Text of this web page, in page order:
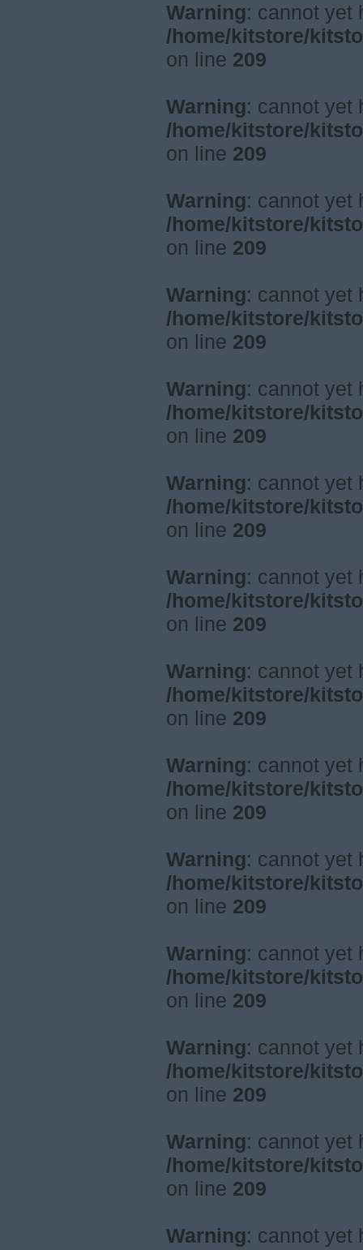
Warning: cannot yet
/home/kitstore/
on line 209
Warning: cannot yet
/home/kitstore/
on line 209
Warning: cannot yet
/home/kitstore/
on line 209
Warning: cannot yet
/home/kitstore/
on line 209
Warning: cannot yet
/home/kitstore/
on line 209
Warning: cannot yet
/home/kitstore/
on line 209
Warning: cannot yet
/home/kitstore/
on line 209
Warning: cannot yet
/home/kitstore/
on line 209
Warning: cannot yet
/home/kitstore/
on line 209
Warning: cannot yet
/home/kitstore/
on line 209
Warning: cannot yet
/home/kitstore/
on line 209
Warning: cannot yet
/home/kitstore/
on line 209
Warning: cannot yet
/home/kitstore/
on line 209
Warning: cannot yet